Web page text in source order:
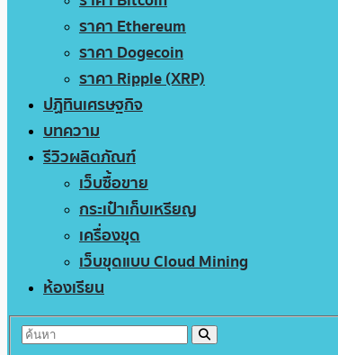
ราคา Ethereum
ราคา Dogecoin
ราคา Ripple (XRP)
ปฏิทินเศรษฐกิจ
บทความ
รีวิวผลิตภัณฑ์
เว็บซื้อขาย
กระเป๋าเก็บเหรียญ
เครื่องขุด
เว็บขุดแบบ Cloud Mining
ห้องเรียน